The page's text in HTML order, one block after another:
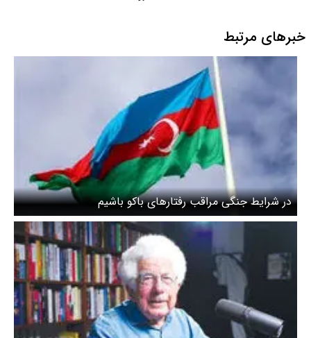
خبرهای مرتبط
در شرایط جنگی مراقب رفتارهای باکو باشیم